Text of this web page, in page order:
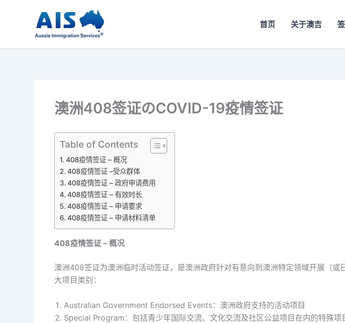
首页 关于澳吉
澳洲408签证のCOVID-19疫情签证
Table of Contents
408疫情签证 – 概况
408疫情签证 –受众群体
408疫情签证 – 政府申请费用
408疫情签证 – 有效时长
408疫情签证 – 申请要求
408疫情签证 – 申请材料清单
408疫情签证 – 概况
澳洲408签证为澳洲临时活动签证，是澳洲政府针对有意向到澳洲特定领域开展（
大项目类别：
Australian Government Endorsed Events：澳洲政府支持的活动项目
Special Program：包括青少年国际交流、文化交流及社区公益项目在内的特殊项